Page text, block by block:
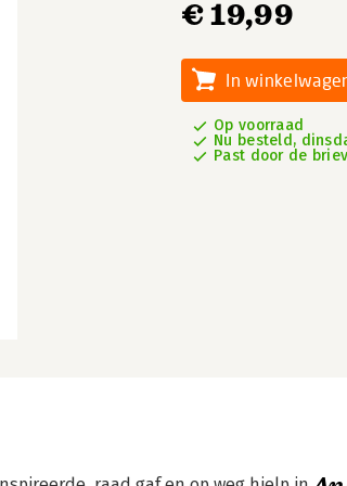
€ 19,99
In
Op voorraad
Nu besteld,
Past door de